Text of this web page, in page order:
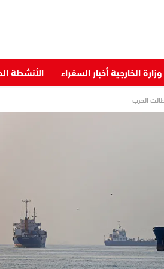
وزارة الخارجية أخبار السفراء الأنشطة
الحرب